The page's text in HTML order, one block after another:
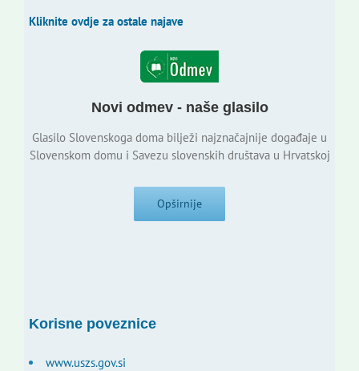
Kliknite ovdje za ostale najave
Novi odmev - naše glasilo
Glasilo Slovenskoga doma bilježi najznačajnije događaje u
Slovenskom domu i Savezu slovenskih društava u Hrvatskoj
Opširnije
Korisne poveznice
www.uszs.gov.si